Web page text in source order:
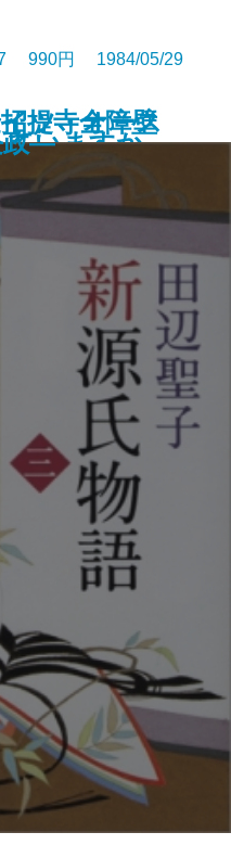
ていますか
提寺全障壁
7 990円 1984/05/29
ツ・オース
政―